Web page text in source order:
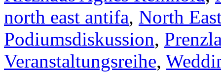
north east antifa, North
Podiumsdiskussion,
Veranstaltungsreihe,